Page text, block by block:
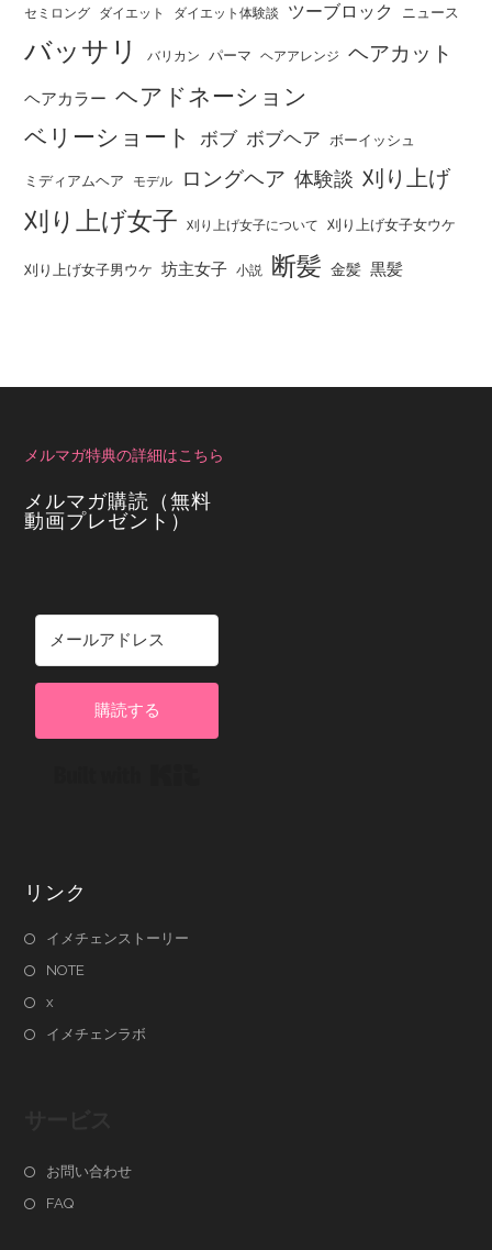
セミロング ダイエット ダイエット体験談 ツーブロック ニュース
バッサリ バリカン パーマ ヘアアレンジ ヘアカット
ヘアカラー ヘアドネーション
ベリーショート
ボブ ボブヘア ボーイッシュ
ミディアムヘア モデル ロングヘア 体験談 刈り上げ
刈り上げ女子 刈り上げ女子について 刈り上げ女子女ウケ
刈り上げ女子男ウケ 坊主女子 小説 断髪 金髪 黒髪
メルマガ特典の詳細はこちら
メルマガ購読（無料
動画プレゼント）
購読する
リンク
イメチェンストーリー
NOTE
x
イメチェンラボ
お問い合わせ
FAQ